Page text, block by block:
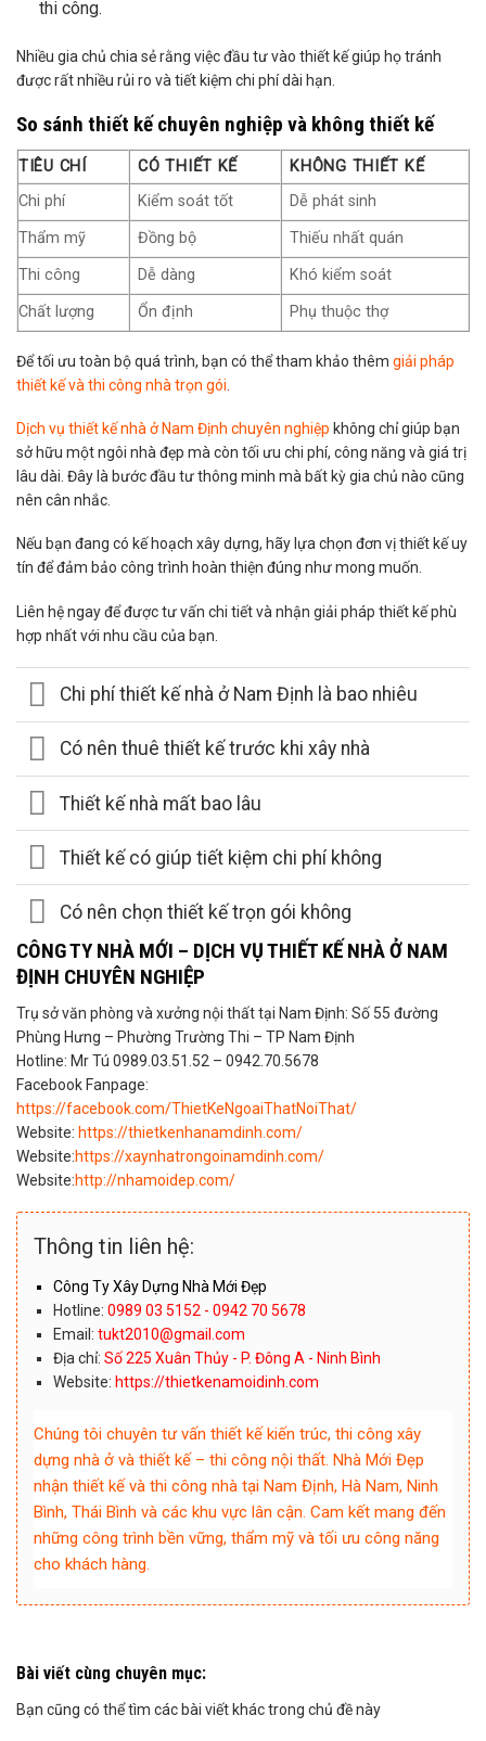
thi công.
Nhiều gia chủ chia sẻ rằng việc đầu tư vào thiết kế giúp họ tránh
được rất nhiều rủi ro và tiết kiệm chi phí dài hạn.
So sánh thiết kế chuyên nghiệp và không thiết kế
TIÊU CHÍ CÓ THIẾT KẾ
KHÔNG THIẾT KẾ
Chi phí
Kiểm soát tốt
Dễ phát sinh
Thẩm mỹ
Đồng bộ
Thiếu nhất quán
Thi công
Dễ dàng
Khó kiểm soát
Chất lượng
Ổn định Phụ thuộc thợ
Để tối ưu toàn bộ quá trình, bạn có thể tham khảo thêm giải pháp
thiết kế và thi công nhà trọn gói
Dịch vụ thiết kế nhà ở Nam Định chuyên nghiệp không chỉ giúp bạn
sở hữu một ngôi nhà đẹp mà còn tối ưu chi phí, công năng và giá trị
lâu dài. Đây là bước đầu tư thông minh mà bất kỳ gia chủ nào cũng
nên cân nhắc.
Nếu bạn đang có kế hoạch xây dựng, hãy lựa chọn đơn vị thiết kế uy
tín để đảm bảo công trình hoàn thiện đúng như mong muốn.
Liên hệ ngay để được tư vấn chi tiết và nhận giải pháp thiết kế phù
hợp nhất với nhu cầu của bạn.
Chi phí thiết kế nhà ở Nam Định là bao nhiêu
Có nên thuê thiết kế trước khi xây nhà
Thiết kế nhà mất bao lâu
Thiết kế có giúp tiết kiệm chi phí không
Có nên chọn thiết kế trọn gói không
CÔNG TY NHÀ MỚI – DỊCH VỤ THIẾT KẾ NHÀ Ở NAM
ĐỊNH CHUYÊN NGHIỆP
Trụ sở văn phòng và xưởng nội thất tại Nam Định: Số 55 đường
Phùng Hưng – Phường Trường Thi – TP Nam Định
Hotline: Mr Tú 0989.03.51.52 – 0942.70.5678
Facebook Fanpage:
https://facebook.com/ThietKeNgoaiThatNoiThat/
Website: https://thietkenhanamdinh.com/
Website:https://xaynhatrongoinamdinh.com/
Website:http://nhamoidep.com/
Thông tin liên hệ:
Công Ty Xây Dựng Nhà Mới Đẹp
Hotline: 0989 03 5152 - 0942 70 5678
Email: tukt2010@gmail.com
Địa chỉ: Số 225 Xuân Thủy - P. Đông A - Ninh Bình
Website: https://thietkenamoidinh.com
Chúng tôi chuyên tư vấn thiết kế kiến trúc, thi công xây
dựng nhà ở và thiết kế – thi công nội thất. Nhà Mới Đẹp
nhận thiết kế và thi công nhà tại Nam Định, Hà Nam, Ninh
Bình, Thái Bình và các khu vực lân cận. Cam kết mang đến
những công trình bền vững, thẩm mỹ và tối ưu công năng
cho khách hàng.
Bài viết cùng chuyên mục:
Bạn cũng có thể tìm các bài viết khác trong chủ đề này